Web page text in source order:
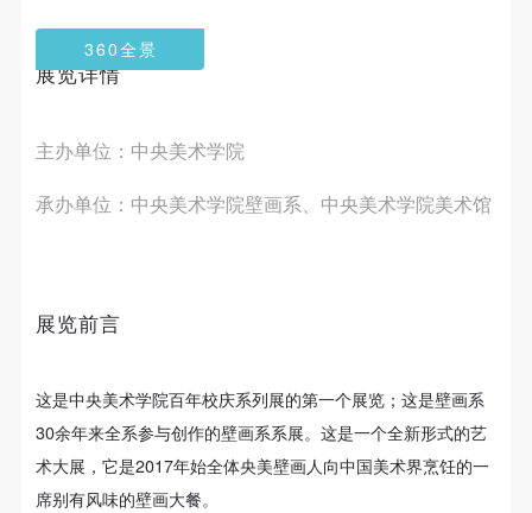
360全景
展览详情
主办单位：中央美术学院
承办单位：中央美术学院壁画系、中央美术学院美术馆
展览前言
这是中央美术学院百年校庆系列展的第一个展览；这是壁画系
30余年来全系参与创作的壁画系系展。这是一个全新形式的艺
术大展，它是2017年始全体央美壁画人向中国美术界烹饪的一
席别有风味的壁画大餐。
本次活动公平公正、自愿参加与退出、风险与责任自
负的原则。但活动有风险，参加者应有必要的风险意
第二条
律、法规，必须遵循道德和社会公德规范，并应该具
第三条
能力的人，18周岁以上）未成年人必须在成年人的陪
同下参观。
第四条
参加活动者在此次活动期间的人身安全责任自负。鼓
本次活动公平公正、自愿参加与退出、风险与责任自
负的原则。但活动有风险，参加者应有必要的风险意
第二条
律、法规，必须遵循道德和社会公德规范，并应该具
第三条
能力的人，18周岁以上）未成年人必须在成年人的陪
同下参观。
第四条
参加活动者在此次活动期间的人身安全责任自负。鼓
本次活动公平公正、自愿参加与退出、风险与责任自
负的原则。但活动有风险，参加者应有必要的风险意
第二条
律、法规，必须遵循道德和社会公德规范，并应该具
第三条
能力的人，18周岁以上）未成年人必须在成年人的陪
同下参观。
第四条
参加活动者在此次活动期间的人身安全责任自负。鼓